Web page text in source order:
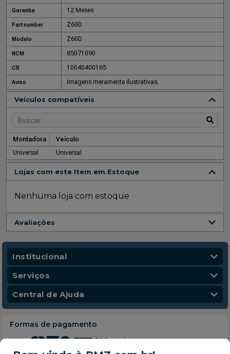
Garantia 12 Meses
Part number Z60D
Modelo Z60D
NCM 85071090
CB 10040400165
Aviso Imagens meramente ilustrativas.
Veículos compatíveis
Montadora
Veículo
Universal
Universal
Lojas com este Item em Estoque
Nenhuma loja com estoque
Avaliações
Institucional
Quem Somos
Nossas Lojas
Código de Conduta
Serviços
Vendas Corporativas
Entregas
Central de Ajuda
Política de Privacidade
Política de Troca e Devolução
Política de Frete e Entrega
Formas de pagamento